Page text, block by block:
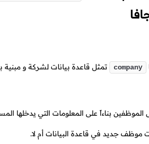
company تمثل قاعدة بيانات لشركة و مبنية
بناءاً على المعلومات التي يدخلها
موظف جديد في قاعدة البيانات أم لا.